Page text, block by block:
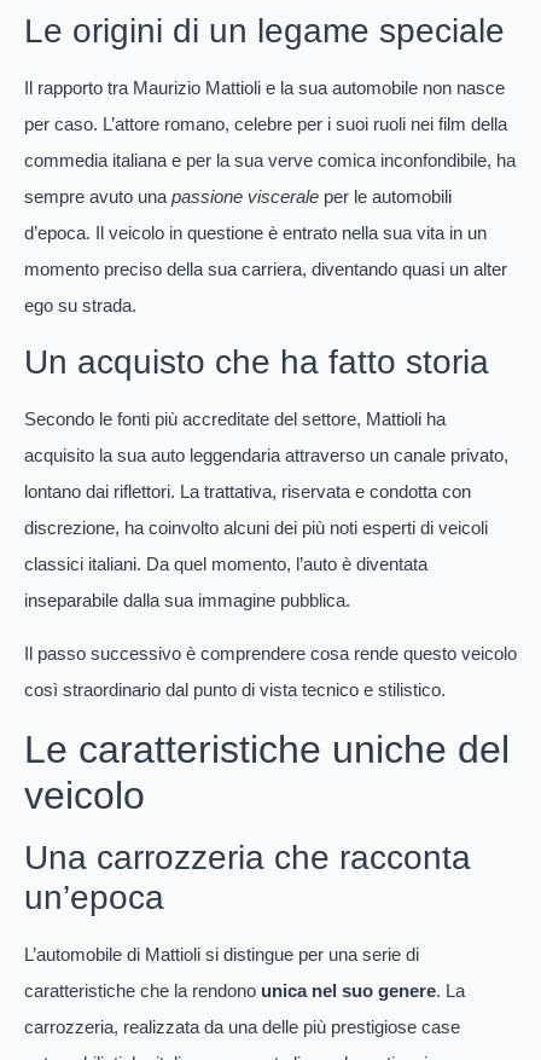
Le origini di un legame speciale
Il rapporto tra Maurizio Mattioli e la sua automobile non nasce
per caso. L’attore romano, celebre per i suoi ruoli nei film della
commedia italiana e per la sua verve comica inconfondibile, ha
sempre avuto unapassione viscerale per le automobili
d’epoca. Il veicolo in questione è entrato nella sua vita in un
momento preciso della sua carriera, diventando quasi un alter
ego su strada.
Un acquisto che ha fatto storia
Secondo le fonti più accreditate del settore, Mattioli ha
acquisito la sua auto leggendaria attraverso un canale privato,
lontano dai riflettori. La trattativa, riservata e condotta con
discrezione, ha coinvolto alcuni dei più noti esperti di veicoli
classici italiani. Da quel momento, l’auto è diventata
inseparabile dalla sua immagine pubblica.
Il passo successivo è comprendere cosa rende questo veicolo
così straordinario dal punto di vista tecnico e stilistico.
Le caratteristiche uniche del
veicolo
Una carrozzeria che racconta
un’epoca
L’automobile di Mattioli si distingue per una serie di
caratteristiche che la rendono unica nel suo genere. La
carrozzeria, realizzata da una delle più prestigiose case